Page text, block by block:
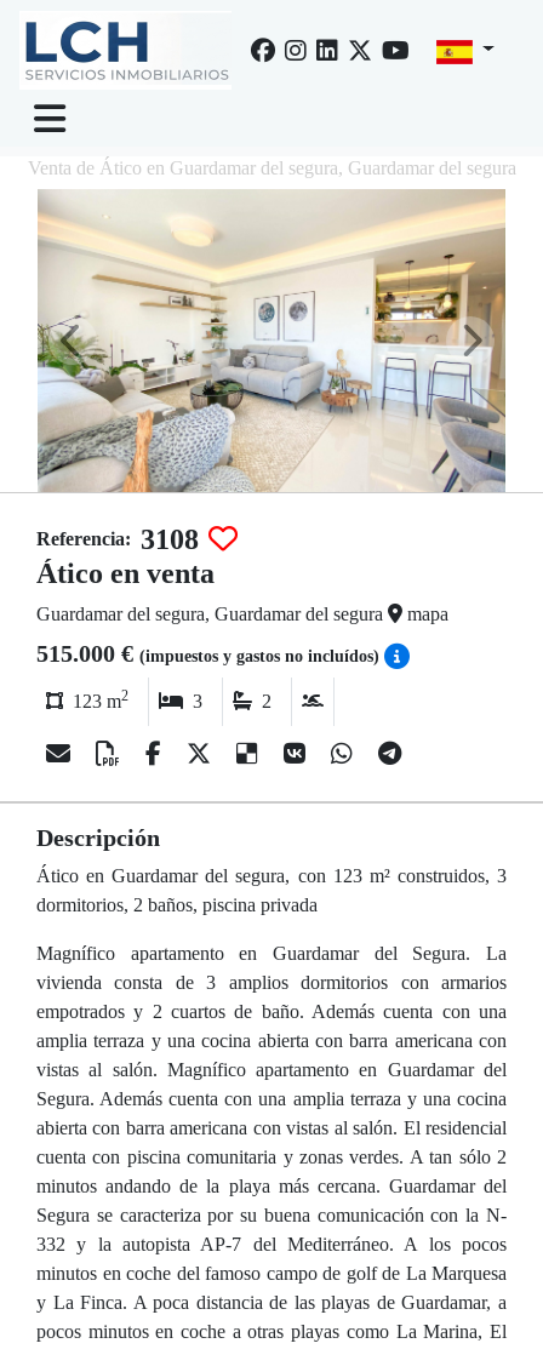
Venta de Ático en Guardamar del segura, Guardamar del segura
Referencia: 3108
Ático en venta
Guardamar del segura, Guardamar del segura mapa
515.000 € (impuestos y gastos no incluídos)
123 m2 3 2
Descripción
Ático en Guardamar del segura, con 123 m² construidos, 3
dormitorios, 2 baños, piscina privada
Magnífico apartamento en Guardamar del Segura. La
vivienda consta de 3 amplios dormitorios con armarios
empotrados y 2 cuartos de baño. Además cuenta con una
amplia terraza y una cocina abierta con barra americana con
vistas al salón. Magnífico apartamento en Guardamar del
Segura. Además cuenta con una amplia terraza y una cocina
abierta con barra americana con vistas al salón. El residencial
cuenta con piscina comunitaria y zonas verdes. A tan sólo 2
minutos andando de la playa más cercana. Guardamar del
Segura se caracteriza por su buena comunicación con la N-
332 y la autopista AP-7 del Mediterráneo. A los pocos
minutos en coche del famoso campo de golf de La Marquesa
y La Finca. A poca distancia de las playas de Guardamar, a
pocos minutos en coche a otras playas como La Marina, El